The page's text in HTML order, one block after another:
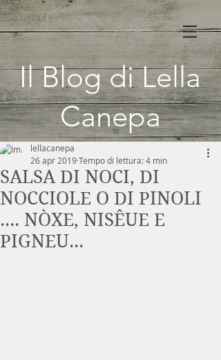
Il Blog di Lella
Canepa
SALSA DI NOCI, DI
NOCCIOLE O DI PINOLI
.... NÒXE, NISÊUE E
PIGNEU...
lellacanepa
26 apr 2019Tempo di lettura: 4 min